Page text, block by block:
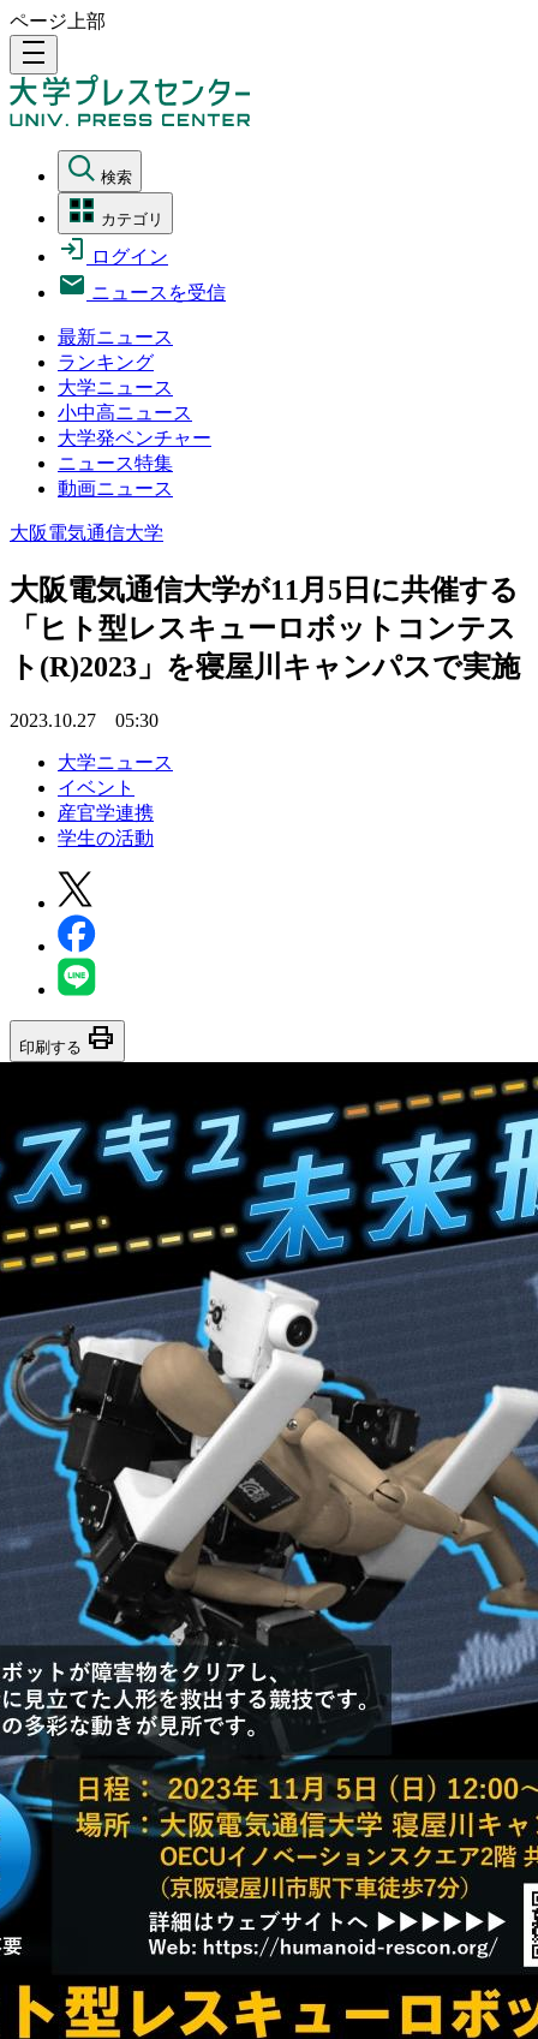
ページ上部
density_medium
検索
カテゴリ
ログイン
ニュースを受信
最新ニュース
ランキング
大学ニュース
小中高ニュース
大学発ベンチャー
ニュース特集
動画ニュース
大阪電気通信大学
大阪電気通信大学が11月5日に共催する
「ヒト型レスキューロボットコンテス
ト(R)2023」を寝屋川キャンパスで実施
2023.10.27 05:30
大学ニュース
イベント
産官学連携
学生の活動
印刷する print